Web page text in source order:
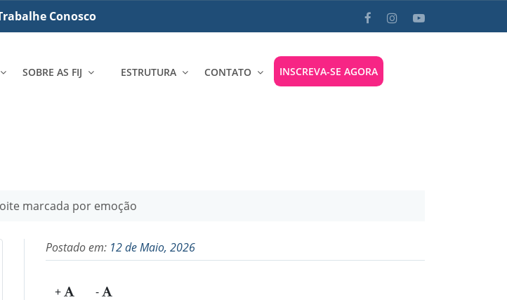
Conosco
SOBRE AS FIJ ESTRUTURA CONTATO INSCREVA-SE AGORA
marcada por emoção
Postado em: 12 de Maio, 2026
+ -